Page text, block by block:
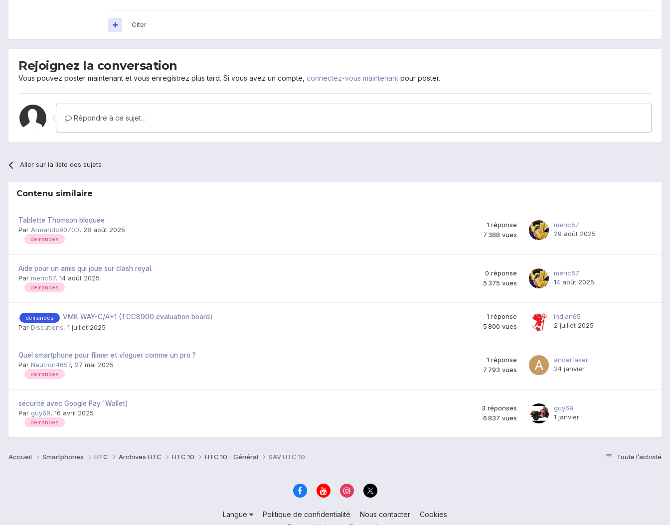
Citer
Rejoignez la conversation
Vous pouvez poster maintenant et vous enregistrez plus tard. Si vous avez un compte, connectez-vous maintenant pour poster.
Répondre à ce sujet…
Aller sur la liste des sujets
Contenu similaire
Tablette Thomson bloquée
Par Armando90700, 28 août 2025
demandes
1 réponse
7 388 vues
meric57
29 août 2025
Aide pour un amis qui joue sur clash royal.
Par meric57, 14 août 2025
demandes
0 réponse
5 375 vues
meric57
14 août 2025
demandes
VMK WAY-C/A*1 (TCC8900 evaluation board)
Par Discutions, 1 juillet 2025
1 réponse
5 800 vues
indian65
2 juillet 2025
Quel smartphone pour filmer et vloguer comme un pro ?
Par Neutron4657, 27 mai 2025
demandes
1 réponse
7 793 vues
andertaker
24 janvier
sécurité avec Google Pay 'Wallet)
Par guy69, 16 avril 2025
demandes
3 réponses
6 837 vues
guy69
1 janvier
Toute l’activité
Accueil Smartphones HTC Archives HTC HTC 10 HTC 10 - Général SAV HTC 10
Langue Politique de confidentialité Nous contacter Cookies